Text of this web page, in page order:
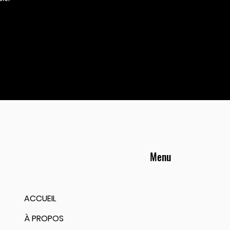
Menu
ACCUEIL
À PROPOS